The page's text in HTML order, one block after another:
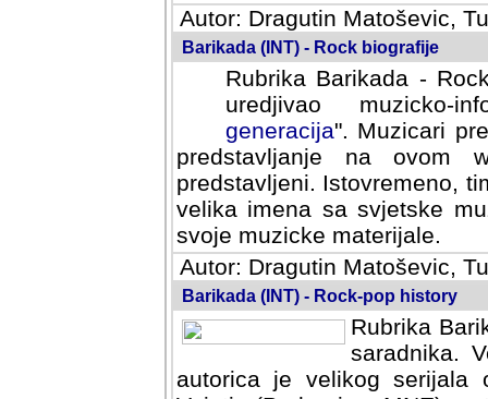
Autor: Dragutin Matoševic,
Barikada (INT) - Rock biografije
Rubrika Barikada -
uredjivao muzicko-
Muzicari predstavljeni u
na ovom web portalu
Istovremeno, tim nacinom
sa svjetske muzicke scene
materijale.
Autor: Dragutin Matoševic,
Barikada (INT) - Rock-pop history
Rubrika
saradnika.
autorica je velikog serijala